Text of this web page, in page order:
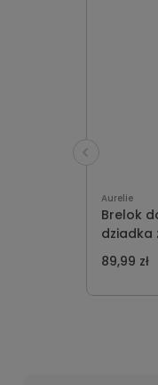
Aurelie
Brelok
dziadka
89,99 zł